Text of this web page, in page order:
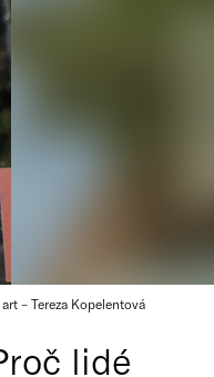
– Tereza Kopelentová
lidé